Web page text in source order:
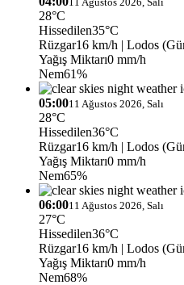
28°C
Hissedilen35°C
Rüzgar16 km/h | Lodos
Yağış Miktarı0 mm/h
Nem61%
05:0011 Ağustos 2026, Salı
28°C
Hissedilen36°C
Rüzgar16 km/h | Lodos
Yağış Miktarı0 mm/h
Nem65%
06:0011 Ağustos 2026, Salı
27°C
Hissedilen36°C
Rüzgar16 km/h | Lodos
Yağış Miktarı0 mm/h
Nem68%